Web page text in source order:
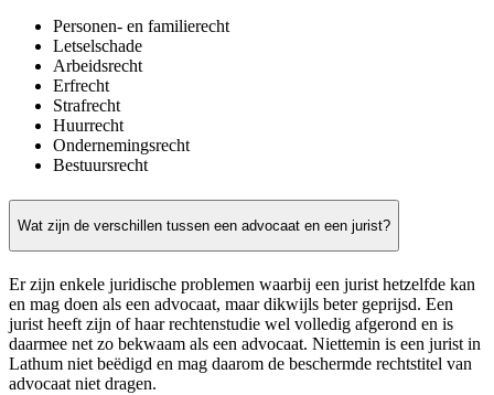
Personen- en familierecht
Letselschade
Arbeidsrecht
Erfrecht
Strafrecht
Huurrecht
Ondernemingsrecht
Bestuursrecht
Wat zijn de verschillen tussen een advocaat en een jurist?
Er zijn enkele juridische problemen waarbij een jurist hetzelfde kan
en mag doen als een advocaat, maar dikwijls beter geprijsd. Een
jurist heeft zijn of haar rechtenstudie wel volledig afgerond en is
daarmee net zo bekwaam als een advocaat. Niettemin is een jurist in
Lathum niet beëdigd en mag daarom de beschermde rechtstitel van
advocaat niet dragen.